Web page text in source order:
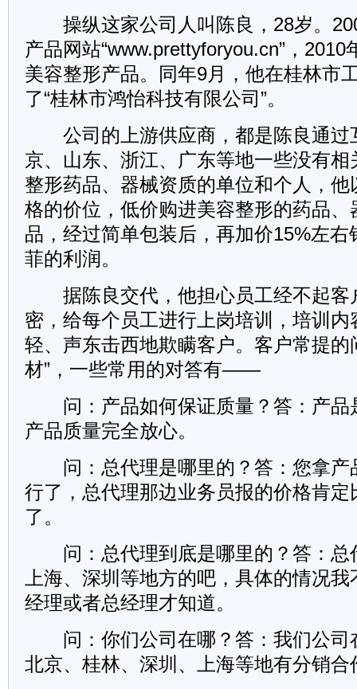
操纵这家公司人叫陈良，28岁。
产品网站“www.prettyforyou.cn”，
美容整形产品。同年9月，他在桂林市
了“桂林市鸿怡科技有限公司”。
公司的上游供应商，都是陈良通过
京、山东、浙江、广东等地一些没有
整形药品、器械资质的单位和个人，
格的价位，低价购进美容整形的药品、
品，经过简单包装后，再加价15%左右
菲的利润。
据陈良交代，他担心员工经不起客
密，给每个员工进行上岗培训，培训
轻、声东击西地欺瞒客户。客户常提的
材”，一些常用的对答有——
问：产品如何保证质量？答：产品
产品质量完全放心。
问：总代理是哪里的？答：您拿产
行了，总代理那边业务员报的价格肯定
了。
问：总代理到底是哪里的？答：总
上海、深圳等地方的吧，具体的情况
经理或者总经理才知道。
问：你们公司在哪？答：我们公司
北京、桂林、深圳、上海等地有分销合